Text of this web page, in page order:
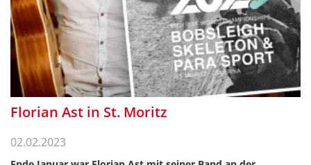
Florian Ast in St. Moritz
02.02.2023